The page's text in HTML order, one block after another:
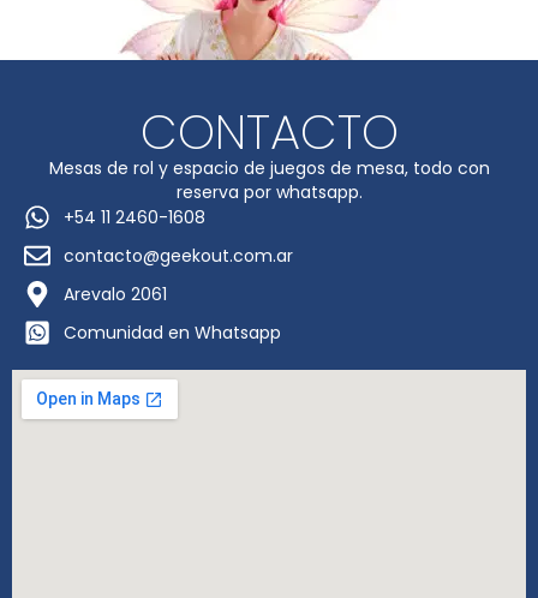
CONTACTO
Mesas de rol y espacio de juegos de mesa, todo con
reserva por whatsapp.
+54 11 2460-1608
contacto@geekout.com.ar
Arevalo 2061
Comunidad en Whatsapp